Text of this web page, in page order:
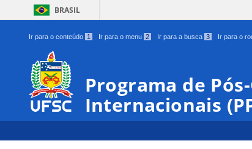
BRASIL
Ir para o conteúdo 1 Ir para o menu 2 Ir para a busca 3 Ir para o
Programa de
Internacionais